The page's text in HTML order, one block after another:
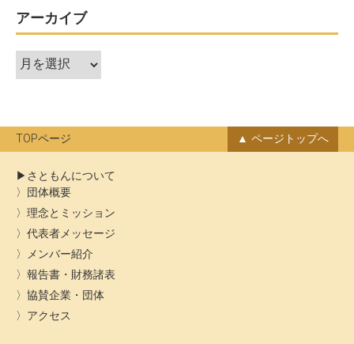
ー
シ
ョ
アーカイブ
ア
ー
ブ
TOPページ ページトップへ
さともんについて
団体概要
理念とミッション
代表者メッセージ
メンバー紹介
報告書・財務諸表
協賛企業・団体
アクセス